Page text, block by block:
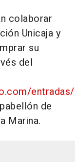
colaborar
Unicaja y
su
del
de
Marina.